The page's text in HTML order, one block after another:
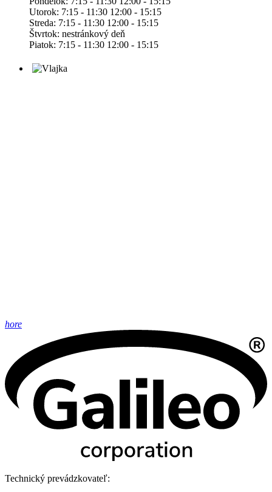
Utorok: 7:15 - 11:30 12:00 - 15:15
Streda: 7:15 - 11:30 12:00 - 15:15
Štvrtok: nestránkový deň
Piatok: 7:15 - 11:30 12:00 - 15:15
hore
Technický prevádzkovateľ: